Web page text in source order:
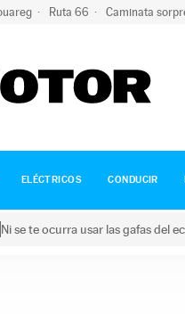
Ruta 66 Caminata
ELÉCTRICOS CONDUCIR
Ni se te ocurra usar las gafas del